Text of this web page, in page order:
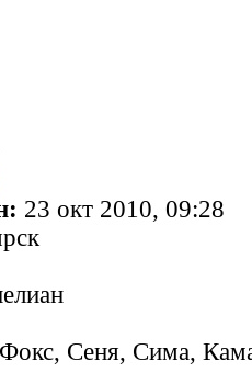
23 окт 2010, 09:28
Фокс, Сеня, Сима,